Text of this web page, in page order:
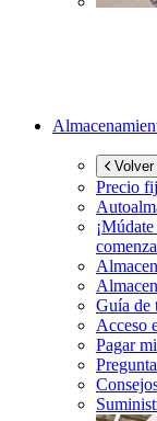
Precio
Guía de
Acceso
Pagar